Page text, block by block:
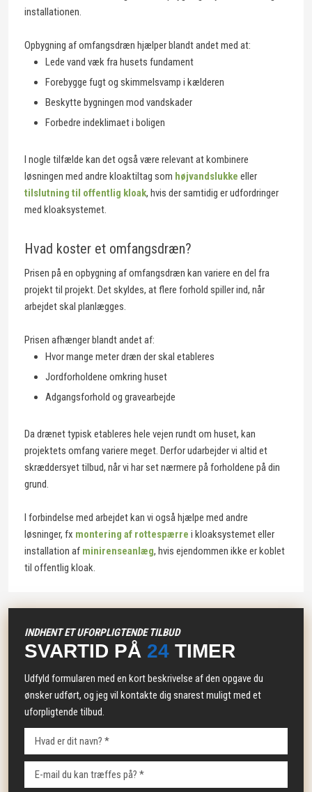
installationen.
Opbygning af omfangsdræn hjælper blandt andet med at:
Lede vand væk fra husets fundament
Forebygge fugt og skimmelsvamp i kælderen
Beskytte bygningen mod vandskader
Forbedre indeklimaet i boligen
I nogle tilfælde kan det også være relevant at kombinere
løsningen med andre kloaktiltag som højvandslukke eller
tilslutning til offentlig kloak, hvis der samtidig er udfordringer
med kloaksystemet.
Hvad koster et omfangsdræn?
Prisen på en opbygning af omfangsdræn kan variere en del fra
projekt til projekt. Det skyldes, at flere forhold spiller ind, når
arbejdet skal planlægges.
Prisen afhænger blandt andet af:
Hvor mange meter dræn der skal etableres
Jordforholdene omkring huset
Adgangsforhold og gravearbejde
Da drænet typisk etableres hele vejen rundt om huset, kan
projektets omfang variere meget. Derfor udarbejder vi altid et
skræddersyet tilbud, når vi har set nærmere på forholdene på din
grund.
I forbindelse med arbejdet kan vi også hjælpe med andre
løsninger, fx montering af rottespærre i kloaksystemet eller
installation af minirenseanlæg, hvis ejendommen ikke er koblet
til offentlig kloak.
INDHENT ET UFORPLIGTENDE TILBUD​
​SVARTID PÅ 24TIMER​
Udfyld formularen med en kort beskrivelse af den opgave du
ønsker udført, og jeg vil kontakte dig snarest muligt med et
uforpligtende tilbud.​